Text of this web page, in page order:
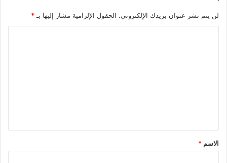
لن يتم نشر عنوان بريدك الإلكتروني. الحقول الإلزامية مشار إليها بـ*
*
الاسم *